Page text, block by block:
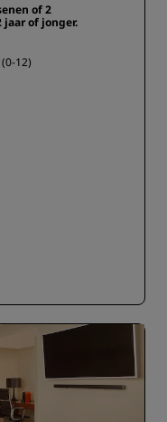
of 2
jaar of jonger.
12)